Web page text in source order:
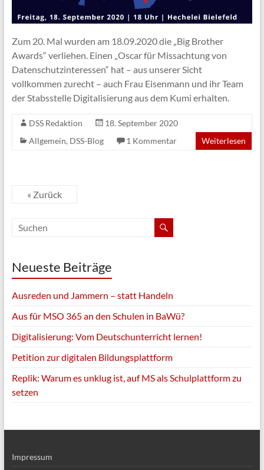
Zum 20. Mal wurden am 18.09.2020 die „Big Brother
Awards“ verliehen. Einen „Oscar für Missachtung von
Datenschutzinteressen“ hat – aus unserer Sicht
vollkommen zurecht – auch Frau Eisenmann und ihr Team
der Stabsstelle Digitalisierung aus dem Kumi erhalten.
DSS Redaktion
18. September 2020
Allgemein, DSS-Blog 1 Kommentar Weiterlesen
« Zurück
Neueste Beiträge
Ausreden und Jammern – statt Handeln
Aus für MSO 365 an den Schulen in BaWü?
Digitalisierung: Vom Deutschunterricht lernen!
Petition zur digitalen Bildungsplattform
Replik: Warum es unklug ist, auf MS als Schulplattform zu
setzen
Impressum